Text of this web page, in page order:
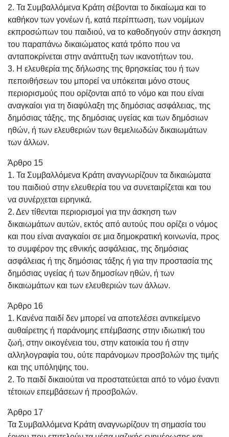
2. Τα Συμβαλλόμενα Κράτη σέβονται το δικαίωμα και το
καθήκον των γονέων ή, κατά περίπτωση, των νομίμων
εκπροσώπων του παιδιού, να το καθοδηγούν στην άσκηση
του παραπάνω δικαιώματος κατά τρόπο που να
ανταποκρίνεται στην ανάπτυξη των ικανοτήτων του.
3. Η ελευθερία της δήλωσης της θρησκείας του ή των
πεποιθήσεων του μπορεί να υπόκειται μόνο στους
περιορισμούς που ορίζονται από το νόμο και που είναι
αναγκαίοι για τη διαφύλαξη της δημόσιας ασφάλειας, της
δημόσιας τάξης, της δημόσιας υγείας και των δημόσιων
ηθών, ή των ελευθεριών των θεμελιωδών δικαιωμάτων
των άλλων.
Άρθρο 15
1. Τα Συμβαλλόμενα Κράτη αναγνωρίζουν τα δικαιώματα
του παιδιού στην ελευθερία του να συνεταιρίζεται και του
να συνέρχεται ειρηνικά.
2. Δεν τίθενται περιορισμοί για την άσκηση των
δικαιωμάτων αυτών, εκτός από αυτούς που ορίζει ο νόμος
και που είναι αναγκαίοι σε μια δημοκρατική κοινωνία, προς
το συμφέρον της εθνικής ασφάλειας, της δημόσιας
ασφάλειας ή της δημόσιας τάξης ή για την προστασία της
δημόσιας υγείας ή των δημοσίων ηθών, ή των
δικαιωμάτων και των ελευθεριών των άλλων.
Άρθρο 16
1. Κανένα παιδί δεν μπορεί να αποτελέσει αντικείμενο
αυθαίρετης ή παράνομης επέμβασης στην ιδιωτική του
ζωή, στην οικογένεια του, στην κατοικία του ή στην
αλληλογραφία του, ούτε παράνομων προσβολών της τιμής
και της υπόληψης του.
2. Το παιδί δικαιούται να προστατεύεται από το νόμο έναντι
τέτοιων επεμβάσεων ή προσβολών.
Άρθρο 17
Τα Συμβαλλόμενα Κράτη αναγνωρίζουν τη σημασία του